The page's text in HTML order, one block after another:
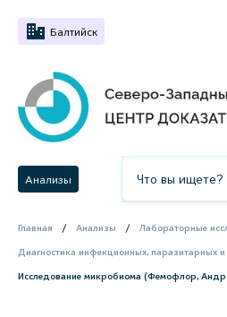
Балтийск
Анализы
Главная Анализы Лабораторные
Диагностика инфекционных, паразитарных
Исследование микробиома (Фемофлор,